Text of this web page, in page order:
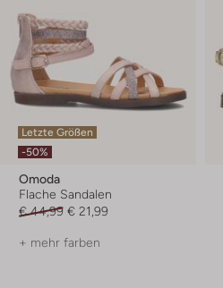
Letzte Größen
-50%
Omoda
Flache Sandalen
€ 44,99 € 21,99
+ mehr farben